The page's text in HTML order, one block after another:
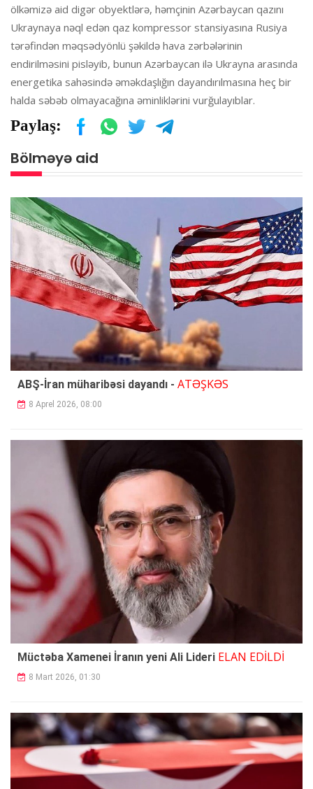
ölkəmizə aid digər obyektlərə, həmçinin Azərbaycan qazını
Ukraynaya nəql edən qaz kompressor stansiyasına Rusiya
tərəfindən məqsədyönlü şəkildə hava zərbələrinin
endirilməsini pisləyib, bunun Azərbaycan ilə Ukrayna arasında
energetika sahəsində əməkdaşlığın dayandırılmasına heç bir
halda səbəb olmayacağına əminliklərini vurğulayıblar.
Paylaş:
Bölməyə aid
ABŞ-İran müharibəsi dayandı - ATƏŞKƏS
8 Aprel 2026, 08:00
Müctəba Xamenei İranın yeni Ali Lideri ELAN EDİLDİ
8 Mart 2026, 01:30